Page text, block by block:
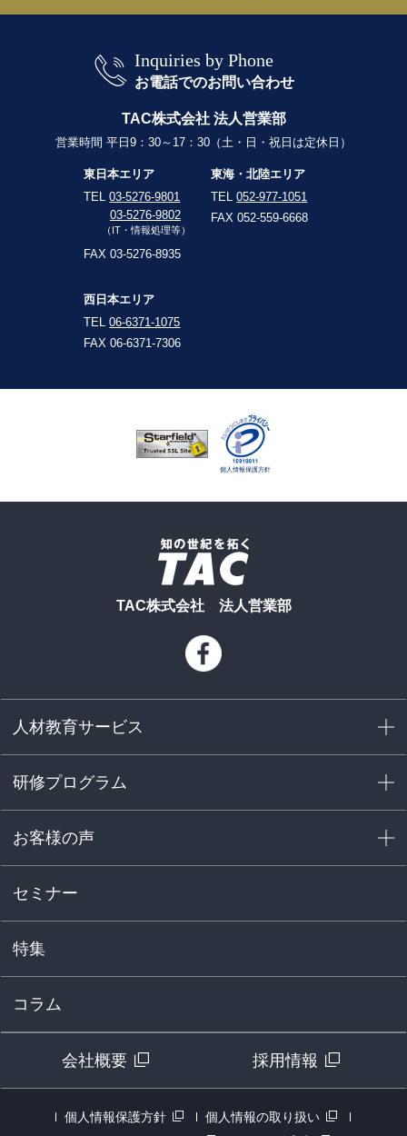
Inquiries by Phone
お電話でのお問い合わせ
TAC株式会社 法人営業部
営業時間 平日9：30～17：30（土・日・祝日は定休日）
東日本エリア
TEL03-5276-9801
03-5276-9802
（IT・情報処理等）
FAX 03-5276-8935
東海・北陸エリア
TEL052-977-1051
FAX 052-559-6668
西日本エリア
TEL06-6371-1075
FAX 06-6371-7306
TAC株式会社 法人営業部
人材教育サービス
研修プログラム
お客様の声
セミナー
特集
コラム
会社概要 採用情報
個人情報保護方針
個人情報の取り扱い